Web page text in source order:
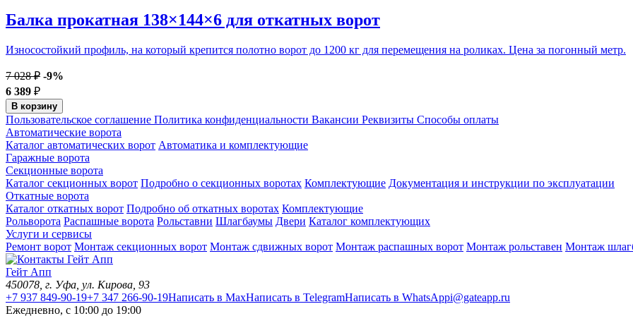
Балка прокатная 138×144×6 для откатных ворот
Износостойкий профиль, на который крепится полотно ворот до 1200 кг для перемещения на роликах. Цена за погонный метр.
7 028 ₽ -9%
6 389 ₽
В корзину
Пользовательское соглашение Политика конфиденциальности Вакансии Реквизиты Способы оплаты
Автоматические ворота
Каталог автоматических ворот Автоматика и комплектующие
Гаражные ворота
Секционные ворота
Каталог секционных ворот Подробно о секционных воротах Комплектующие Документация и инструкции по эксплуатации
Откатные ворота
Каталог откатных ворот Подробно об откатных воротах Комплектующие
Рольворота Распашные ворота Рольставни Шлагбаумы Двери Каталог комплектующих
Услуги и сервисы
Ремонт ворот Монтаж секционных ворот Монтаж сдвижных ворот Монтаж распашных ворот Монтаж рольставен Монтаж
Гейт Апп
450078 , г. Уфа ул. Кирова, 93
+7 937 849-90-19+7 347 266-90-19Написать в MaxНаписать в TelegramНаписать в WhatsAppi@gateapp.ru
Ежедневно, с 10:00 до 19:00